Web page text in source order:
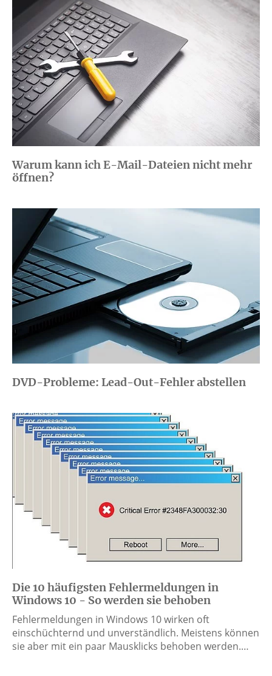
Warum kann ich E-Mail-Dateien nicht mehr
öffnen?
DVD-Probleme: Lead-Out-Fehler abstellen
Die 10 häufigsten Fehlermeldungen in
Windows 10 - So werden sie behoben
Fehlermeldungen in Windows 10 wirken oft
einschüchternd und unverständlich. Meistens können
sie aber mit ein paar Mausklicks behoben werden.…